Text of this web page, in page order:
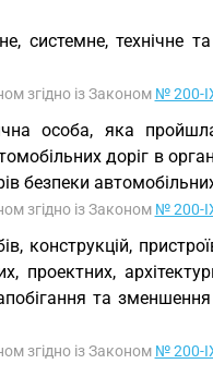
системне, технічне
згідно із Законом № 200-
особа, яка
доріг в
безпеки
згідно із Законом № 200-
конструкцій,
проектних,
та
згідно із Законом № 200-